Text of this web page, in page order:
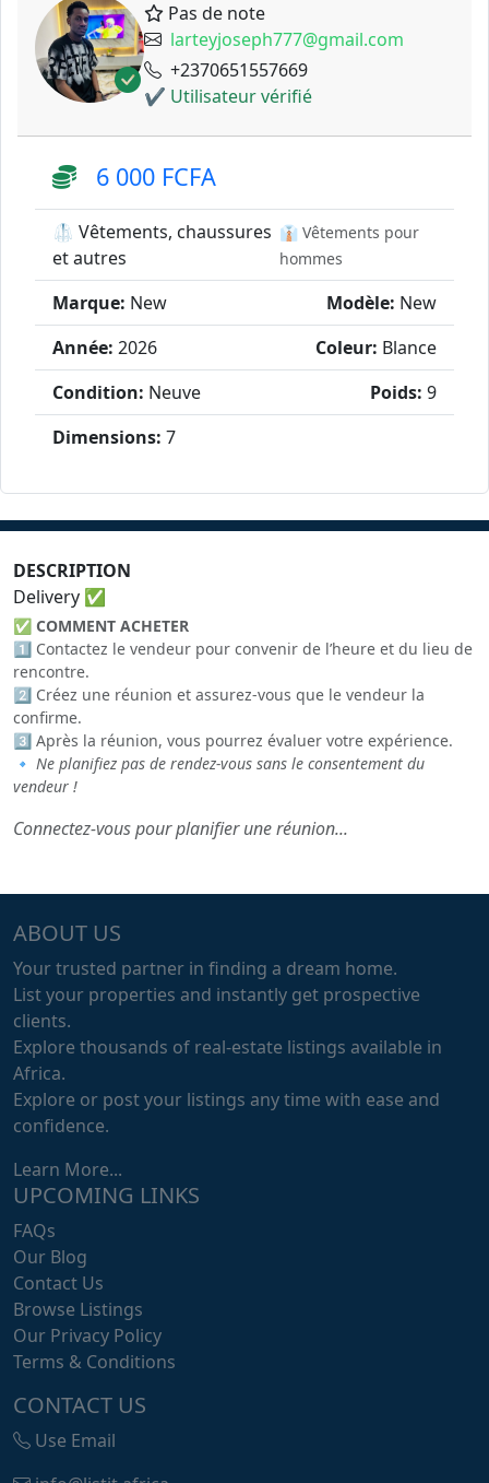
Pas de note
larteyjoseph777@gmail.com
+2370651557669
✔ Utilisateur vérifié
6 000 FCFA
🥼 Vêtements, chaussures
et autres
👔 Vêtements pour
hommes
Marque: New Modèle: New
Année: 2026 Coleur: Blance
Condition: Neuve Poids: 9
Dimensions: 7
DESCRIPTION
Delivery ✅
✅ COMMENT ACHETER
1️⃣ Contactez le vendeur pour convenir de l’heure et du lieu de
rencontre.
2️⃣ Créez une réunion et assurez-vous que le vendeur la
confirme.
3️⃣ Après la réunion, vous pourrez évaluer votre expérience.
🔹 Ne planifiez pas de rendez-vous sans le consentement du
vendeur !
Connectez-vous pour planifier une réunion...
ABOUT US
Your trusted partner in finding a dream home.
List your properties and instantly get prospective
clients.
Explore thousands of real-estate listings available in
Africa.
Explore or post your listings any time with ease and
confidence.
Learn More...
UPCOMING LINKS
FAQs
Our Blog
Contact Us
Browse Listings
Our Privacy Policy
Terms & Conditions
CONTACT US
Use Email